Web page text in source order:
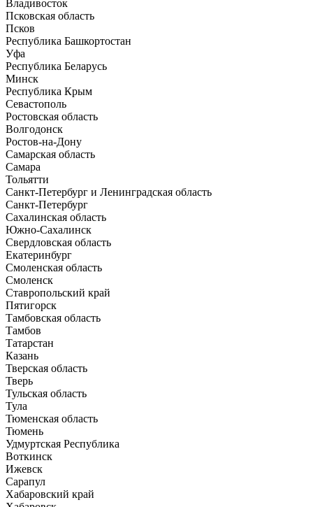
Владивосток
Псковская область
Псков
Республика Башкортостан
Уфа
Республика Беларусь
Минск
Республика Крым
Севастополь
Ростовская область
Волгодонск
Ростов-на-Дону
Самарская область
Самара
Тольятти
Санкт-Петербург и Ленинградская область
Санкт-Петербург
Сахалинская область
Южно-Сахалинск
Свердловская область
Екатеринбург
Смоленская область
Смоленск
Ставропольский край
Пятигорск
Тамбовская область
Тамбов
Татарстан
Казань
Тверская область
Тверь
Тульская область
Тула
Тюменская область
Тюмень
Удмуртская Республика
Воткинск
Ижевск
Сарапул
Хабаровский край